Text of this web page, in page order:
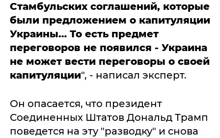
Стамбульских соглашений, которые
были предложением о капитуляции
Украины… То есть предмет
переговоров не появился - Украина
не может вести переговоры о своей
капитуляции", - написал эксперт.
Он опасается, что президент
Соединенных Штатов Дональд Трамп
поведется на эту "разводку" и снова